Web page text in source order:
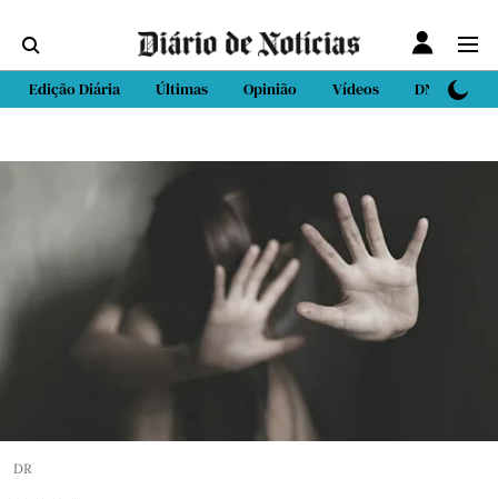
Edição Diária Últimas Opinião Vídeos DN Sport
DR